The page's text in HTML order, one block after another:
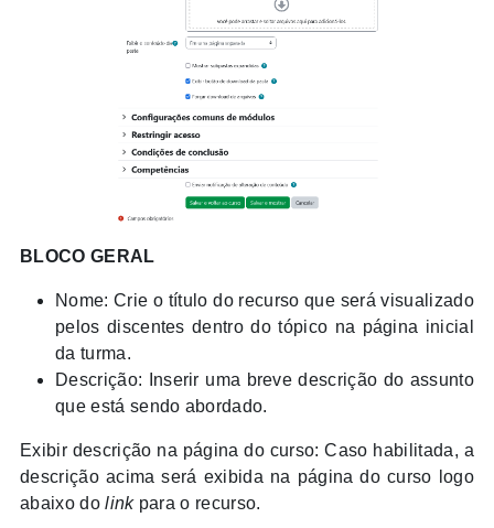
BLOCO GERAL
Nome: Crie o título do recurso que será visualizado
pelos discentes dentro do tópico na página inicial
da turma.
Descrição: Inserir uma breve descrição do assunto
que está sendo abordado.
Exibir descrição na página do curso: Caso habilitada, a
descrição acima será exibida na página do curso logo
abaixo dolinkpara o recurso.